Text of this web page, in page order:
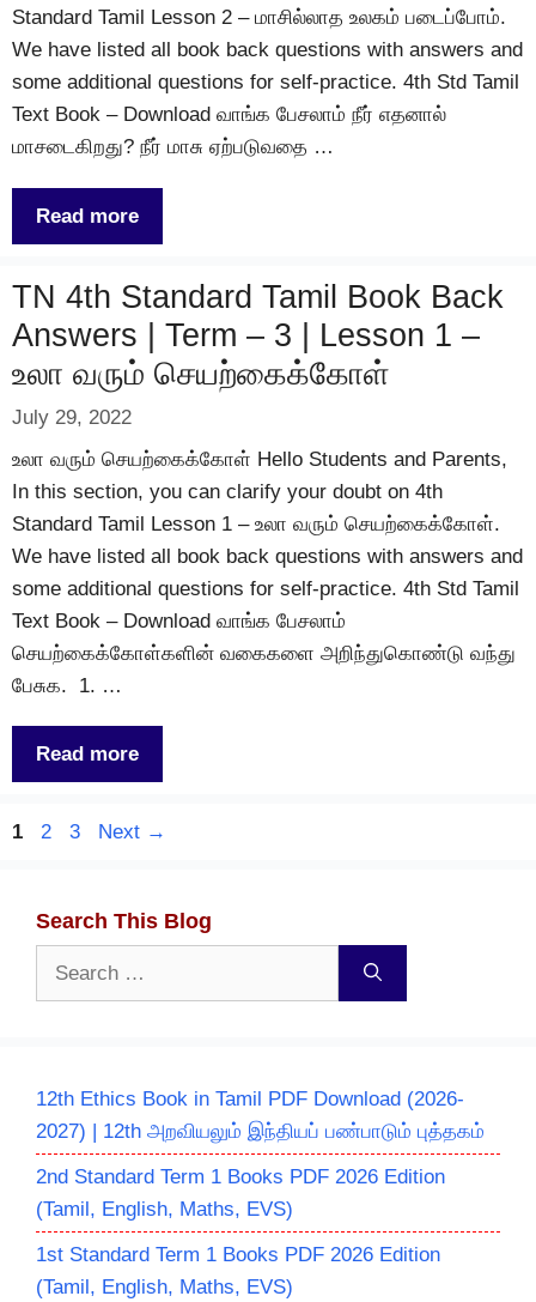
Standard Tamil Lesson 2 – மாசில்லாத உலகம் படைப்போம்.
We have listed all book back questions with answers and
some additional questions for self-practice. 4th Std Tamil
Text Book – Download வாங்க பேசலாம் நீர் எதனால்
மாசடைகிறது? நீர் மாசு ஏற்படுவதை …
Read more
TN 4th Standard Tamil Book Back
Answers | Term – 3 | Lesson 1 –
உலா வரும் செயற்கைக்கோள்
July 29, 2022
உலா வரும் செயற்கைக்கோள் Hello Students and Parents,
In this section, you can clarify your doubt on 4th
Standard Tamil Lesson 1 – உலா வரும் செயற்கைக்கோள்.
We have listed all book back questions with answers and
some additional questions for self-practice. 4th Std Tamil
Text Book – Download வாங்க பேசலாம்
செயற்கைக்கோள்களின் வகைகளை அறிந்துகொண்டு வந்து
பேசுக. 1. …
Read more
Page
1 Page
2 Page
3 Next →
Search This Blog
Search
12th Ethics Book in Tamil PDF Download (2026-
2027) | 12th அறவியலும் இந்தியப் பண்பாடும் புத்தகம்
2nd Standard Term 1 Books PDF 2026 Edition
(Tamil, English, Maths, EVS)
1st Standard Term 1 Books PDF 2026 Edition
(Tamil, English, Maths, EVS)